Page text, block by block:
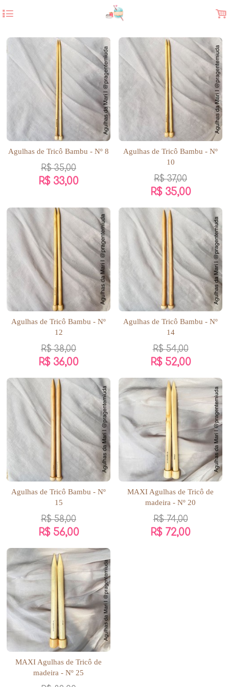
4 .
Agulhas de Tricô Bambu - Nº 8
R$35,00
R$ 33,00
Agulhas de Tricô Bambu - Nº
10
R$37,00
R$ 35,00
Agulhas de Tricô Bambu - Nº
12
R$38,00
R$ 36,00
Agulhas de Tricô Bambu - Nº
14
R$54,00
R$ 52,00
Agulhas de Tricô Bambu - Nº
15
R$58,00
R$ 56,00
MAXI Agulhas de Tricô de
madeira - Nº 20
R$74,00
R$ 72,00
MAXI Agulhas de Tricô de
madeira - Nº 25